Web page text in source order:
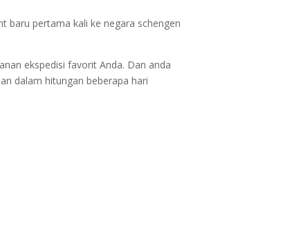
baru pertama kali ke negara schengen
ekspedisi favorit Anda. Dan anda
dalam hitungan beberapa hari